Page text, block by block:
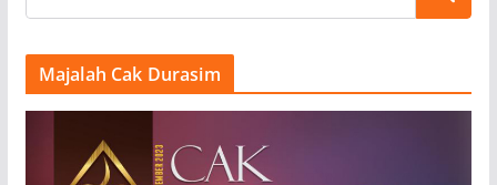
Majalah Cak Durasim